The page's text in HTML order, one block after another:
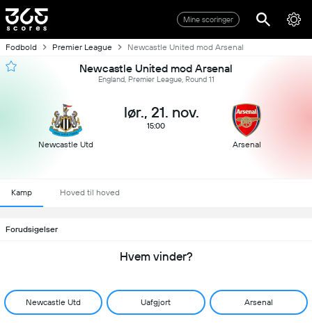
Mine scoringer
Fodbold Premier League Newcastle United mod Arsenal
Newcastle United mod Arsenal
England, Premier League, Round 11
Newcastle Utd
lør., 21. nov.
15:00
Arsenal
Kamp Hoved til hoved
Forudsigelser
Hvem vinder?
Newcastle Utd Uafgjort Arsenal